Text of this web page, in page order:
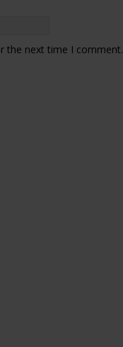
the next time I comment.